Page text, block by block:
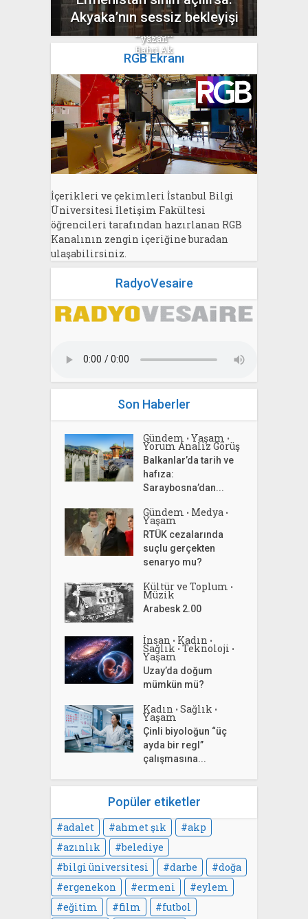
yazan
Bahri Ak
Akyaka’nın sessiz bekleyişi
yazan
Bahri Ak
RGB Ekranı
İçerikleri ve çekimleri İstanbul Bilgi
Üniversitesi İletişim Fakültesi
öğrencileri tarafından hazırlanan RGB
Kanalının zengin içeriğine buradan
ulaşabilirsiniz.
RadyoVesaire
Son Haberler
Gündem • Yaşam •
Yorum Analiz Görüş
Balkanlar’da tarih ve
hafıza:
Saraybosna’dan...
Gündem • Medya •
Yaşam
RTÜK cezalarında
suçlu gerçekten
senaryo mu?
Kültür ve Toplum •
Müzik
Arabesk 2.00
İnsan • Kadın •
Sağlık • Teknoloji •
Yaşam
Uzay’da doğum
mümkün mü?
Kadın • Sağlık •
Yaşam
Çinli biyoloğun “üç
ayda bir regl”
çalışmasına...
Popüler etiketler
adalet ahmet şık
akp
azınlık
belediye
bilgi üniversitesi
darbe
doğa
ergenekon
ermeni
eylem
eğitim
film
futbol